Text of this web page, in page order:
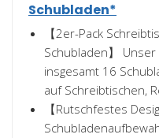
Schubladen*
【2er-Pack
Schubladen】
insgesamt 16
auf Schreibtischen,
【Rutschfestes